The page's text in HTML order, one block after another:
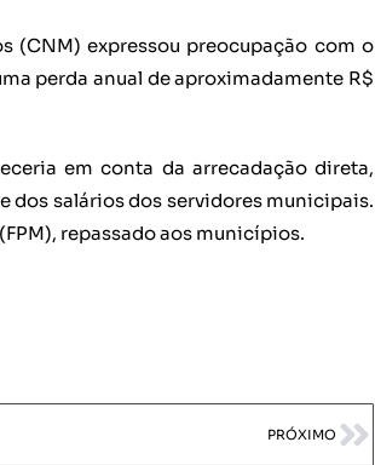
(CNM) expressou preocupação com o
perda anual de aproximadamente R$
em conta da arrecadação direta,
dos salários dos servidores municipais.
repassado aos municípios.
PRÓXIMO